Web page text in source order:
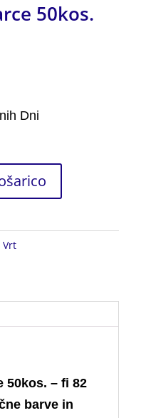
50kos.
Dni
Vrt
50kos. – fi 82
barve in